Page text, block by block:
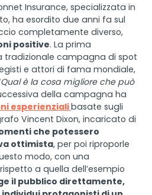
Insurance, specializzata in
ha esordito due anni fa sul
completamente diverso,
positive. La prima
campagna di spot
e attori di fama mondiale,
Qual è la cosa migliore che può
della campagna ha
esperienzialibasate sugli
Vincent Dixon, incaricato di
che potessero
ottimista, per poi riproporle
modo, con una
a quella dell’esempio
il pubblico direttamente,